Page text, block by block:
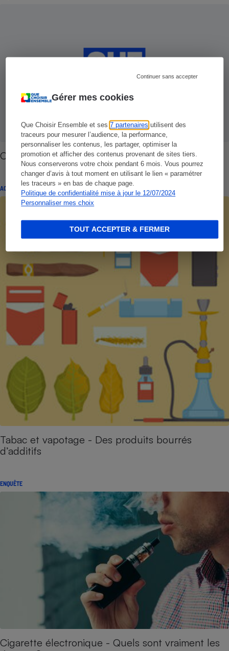
Gérer mes cookies
Que Choisir Ensemble et ses7 partenaires utilisent des
traceurs pour mesurer l’audience, la performance,
personnaliser les contenus, les partager, optimiser la
promotion et afficher des contenus provenant de sites tiers.
Nous conserverons votre choix pendant 6 mois. Vous pourrez
changer d’avis à tout moment en utilisant le lien « paramétrer
les traceurs » en bas de chaque page.
Politique de confidentialité mise à jour le 12/07/2024
Personnaliser mes choix
Continuer sans accepter
TOUT ACCEPTER & FERMER
Cigarette électronique - Le test
ACTUALITÉ
Tabac et vapotage - Des produits bourrés
d’additifs
ENQUÊTE
Cigarette électronique - Quels sont vraiment les